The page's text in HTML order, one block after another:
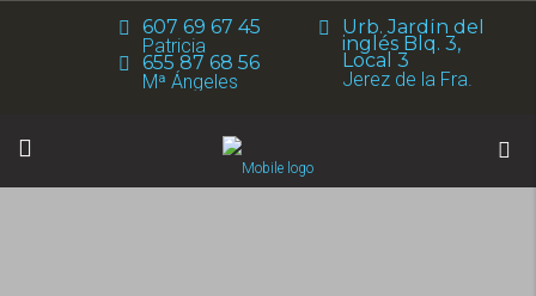
Urb. Jardín del
inglés Blq. 3,
Local 3
Jerez de la Fra.
607 69 67 45
Patricia
655 87 68 56
Mª Ángeles